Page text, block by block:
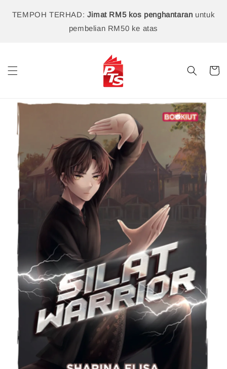
TEMPOH TERHAD: Jimat RM5 kos penghantaran untuk
pembelian RM50 ke atas